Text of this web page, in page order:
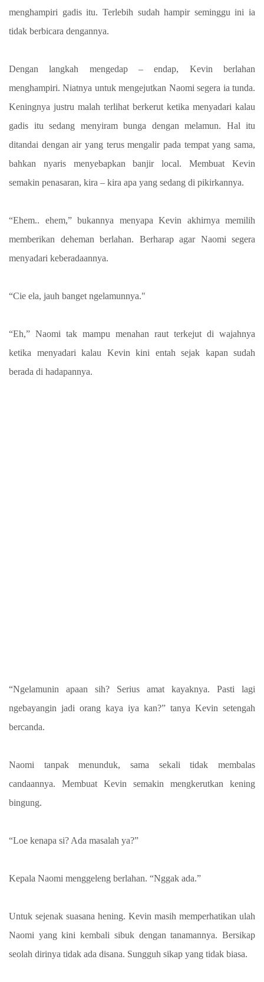
menghampiri gadis itu. Terlebih sudah hampir seminggu ini ia
tidak berbicara dengannya.
Dengan langkah mengedap – endap, Kevin berlahan
menghampiri. Niatnya untuk mengejutkan Naomi segera ia tunda.
Keningnya justru malah terlihat berkerut ketika menyadari kalau
gadis itu sedang menyiram bunga dengan melamun. Hal itu
ditandai dengan air yang terus mengalir pada tempat yang sama,
bahkan nyaris menyebapkan banjir local. Membuat Kevin
semakin penasaran, kira – kira apa yang sedang di pikirkannya.
“Ehem.. ehem,” bukannya menyapa Kevin akhirnya memilih
memberikan deheman berlahan. Berharap agar Naomi segera
menyadari keberadaannya.
“Cie ela, jauh banget ngelamunnya."
“Eh,” Naomi tak mampu menahan raut terkejut di wajahnya
ketika menyadari kalau Kevin kini entah sejak kapan sudah
berada di hadapannya.
“Ngelamunin apaan sih? Serius amat kayaknya. Pasti lagi
ngebayangin jadi orang kaya iya kan?” tanya Kevin setengah
bercanda.
Naomi tanpak menunduk, sama sekali tidak membalas
candaannya. Membuat Kevin semakin mengkerutkan kening
bingung.
“Loe kenapa si? Ada masalah ya?”
Kepala Naomi menggeleng berlahan. “Nggak ada.”
Untuk sejenak suasana hening. Kevin masih memperhatikan ulah
Naomi yang kini kembali sibuk dengan tanamannya. Bersikap
seolah dirinya tidak ada disana. Sungguh sikap yang tidak biasa.